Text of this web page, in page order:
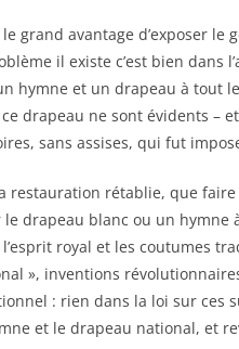
grand avantage d’exposer
il existe c’est bien dans
hymne et un drapeau à tout
drapeau ne sont évidents –
sans assises, qui fut
restauration rétablie, que faire
le drapeau blanc ou un
royal et les coutumes
», inventions
: rien dans la loi sur ces
et le drapeau national, et